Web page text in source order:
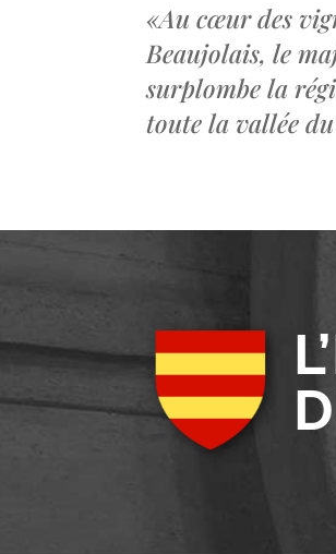
«Au cœur des
Beaujolais, le
surplombe la
toute la vallée